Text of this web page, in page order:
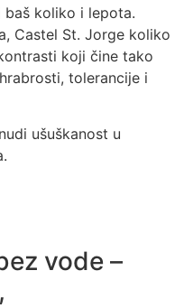
baš koliko i lepota.
Castel St. Jorge koliko
koji čine tako
tolerancije i
ušuškanost u
vode –